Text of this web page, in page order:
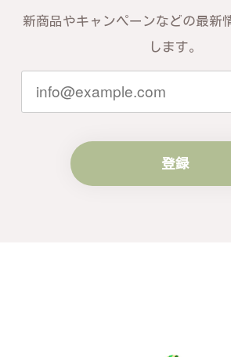
新商品やキャンペーンなどの最新
します。
登録